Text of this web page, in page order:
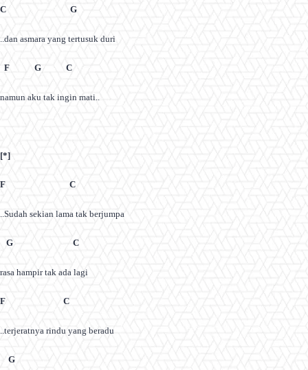
C G
..dan asmara yang tertusuk duri
F G C
namun aku tak ingin mati..
[*]
F C
..Sudah sekian lama tak berjumpa
G C
rasa hampir tak ada lagi
F C
..terjeratnya rindu yang beradu
G